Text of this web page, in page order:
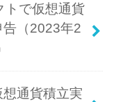
トで仮想通貨
（2023年2
通貨積立実